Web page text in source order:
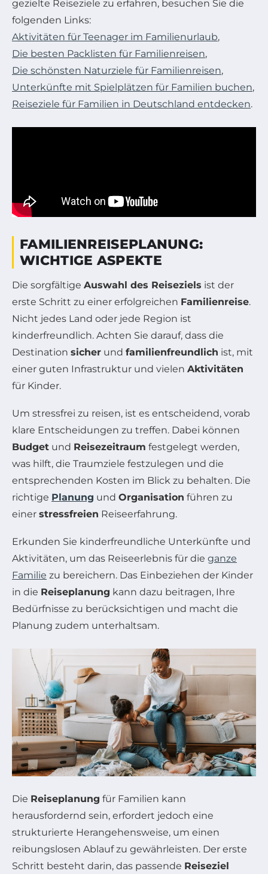
gezielte Reiseziele zu erfahren, besuchen Sie die
folgenden Links:
Aktivitäten für Teenager im Familienurlaub,
Die besten Packlisten für Familienreisen,
Die schönsten Naturziele für Familienreisen,
Unterkünfte mit Spielplätzen für Familien buchen,
Reiseziele für Familien in Deutschland entdecken.
FAMILIENREISEPLANUNG:
WICHTIGE ASPEKTE
Die sorgfältige Auswahl des Reiseziels ist der
erste Schritt zu einer erfolgreichen Familienreise.
Nicht jedes Land oder jede Region ist
kinderfreundlich. Achten Sie darauf, dass die
Destination sicher und familienfreundlich ist, mit
einer guten Infrastruktur und vielen Aktivitäten
für Kinder.
Um stressfrei zu reisen, ist es entscheidend, vorab
klare Entscheidungen zu treffen. Dabei können
Budget und Reisezeitraum festgelegt werden,
was hilft, die Traumziele festzulegen und die
entsprechenden Kosten im Blick zu behalten. Die
richtige Planung und Organisation führen zu
einer stressfreien Reiseerfahrung.
Erkunden Sie kinderfreundliche Unterkünfte und
Aktivitäten, um das Reiseerlebnis für die ganze
Familie zu bereichern. Das Einbeziehen der Kinder
in die Reiseplanung kann dazu beitragen, Ihre
Bedürfnisse zu berücksichtigen und macht die
Planung zudem unterhaltsam.
Die Reiseplanung für Familien kann
herausfordernd sein, erfordert jedoch eine
strukturierte Herangehensweise, um einen
reibungslosen Ablauf zu gewährleisten. Der erste
Schritt besteht darin, das passende Reiseziel